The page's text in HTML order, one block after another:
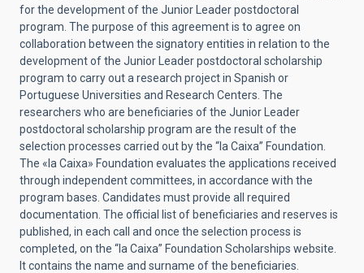
for the development of the Junior Leader postdoctoral
program. The purpose of this agreement is to agree on
collaboration between the signatory entities in relation to the
development of the Junior Leader postdoctoral scholarship
program to carry out a research project in Spanish or
Portuguese Universities and Research Centers. The
researchers who are beneficiaries of the Junior Leader
postdoctoral scholarship program are the result of the
selection processes carried out by the “la Caixa” Foundation.
The «la Caixa» Foundation evaluates the applications received
through independent committees, in accordance with the
program bases. Candidates must provide all required
documentation. The official list of beneficiaries and reserves is
published, in each call and once the selection process is
completed, on the “la Caixa” Foundation Scholarships website.
It contains the name and surname of the beneficiaries.